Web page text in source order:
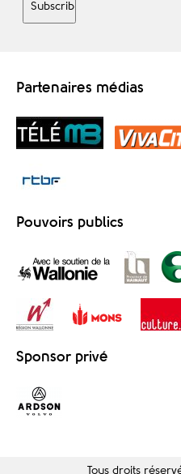
Partenaires médias
Pouvoirs publics
Sponsor privé
Tous droits